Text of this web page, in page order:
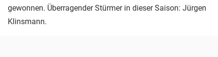
gewonnen. Überragender Stürmer in dieser Saison: Jürgen
Klinsmann.